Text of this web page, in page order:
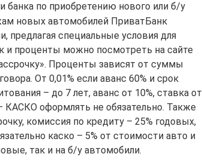
банка по приобретению нового или б/у
новых автомобилей ПриватБанк
предлагая специальные условия для
и проценты можно посмотреть на сайте
Проценты зависят от суммы
От 0,01% если аванс 60% и срок
– до 7 лет, аванс от 10%, ставка от
КАСКО оформлять не обязательно. Также
комиссия по кредиту – 25% годовых,
каско – 5% от стоимости авто и
так и на б/у автомобили.